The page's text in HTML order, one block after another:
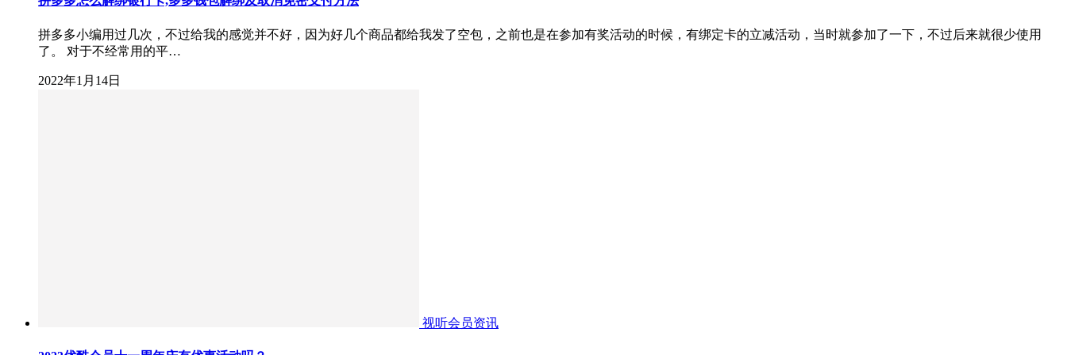
拼多多小编用过几次，不过给我的感觉并不好，因为好几个商品都给我发了空包，之前也是在参加有奖活动的时候，有绑定卡的立减活动，当时就参加了一下，不过后来就很少使用
了。 对于不经常用的平…
2022年1月14日
视听会员资讯